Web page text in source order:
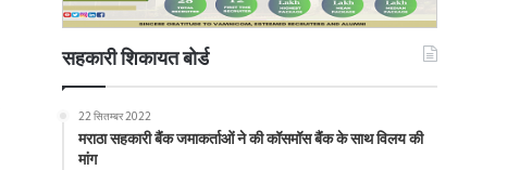
सहकारी शिकायत बोर्ड
22 सितम्बर 2022
मराठा सहकारी बैंक जमाकर्ताओं ने की कॉसमॉस बैंक के साथ विलय की
मांग